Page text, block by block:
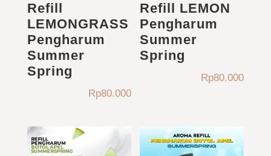
Refill
LEMONGRASS
Pengharum
Summer
Spring
Rp80.000
Refill LEMON
Pengharum
Summer
Spring
Rp80.000